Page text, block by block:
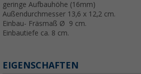
geringe Aufbauhöhe (16mm)
Außendurchmesser 13,6 x 12,2 cm.
Einbau- Fräsmaß Ø 9 cm.
Einbautiefe ca. 8 cm.
EIGENSCHAFTEN